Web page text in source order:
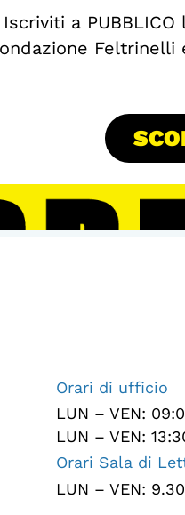
Iscriviti a
Orari di ufficio
LUN – VEN:
LUN – VEN:
Orari Sala di
LUN – VEN: